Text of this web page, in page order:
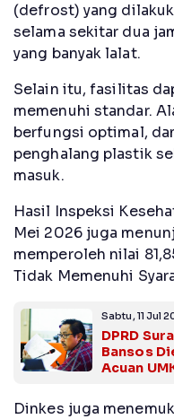
(defrost) yang
selama sekitar dua
yang banyak lalat.
Selain itu, fasilitas
memenuhi standar.
berfungsi optimal,
penghalang plastik
masuk.
Hasil Inspeksi
Mei 2026 juga
memperoleh nilai
Tidak Memenuhi
Sabtu, 11 Jul
DPRD
Bansos
Acuan
Dinkes juga